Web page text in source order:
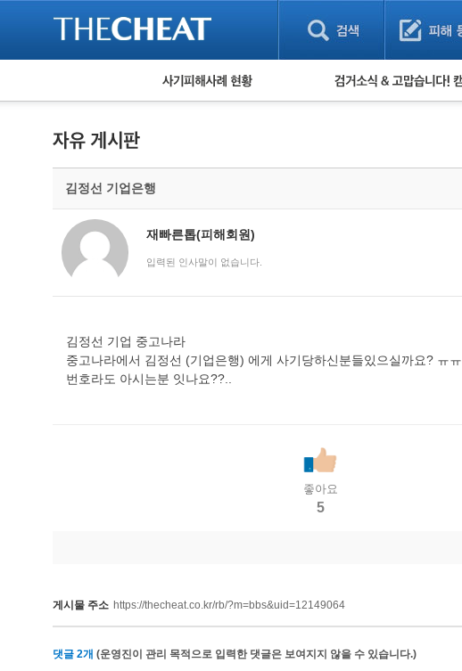
피해사례 현황
유해사이트 목록
비공개 피해사례
워킹홀리데이 피해사례
검거 소식
김정선 기업은행
재빠른톱(피해회원)
입력된 인사말이 없습니다.
김정선 기업 중고나라
중고나라에서 김정선 (기업은행) 에게 사기당하신분들있으실까요? ㅠㅠ
번호라도 아시는분 잇나요??..
좋아요
5
게시물 주소 https://thecheat.co.kr/rb/?m=bbs&uid=12149064
댓글 2개 (운영진이 관리 목적으로 입력한 댓글은 보여지지 않을 수 있습니다.)